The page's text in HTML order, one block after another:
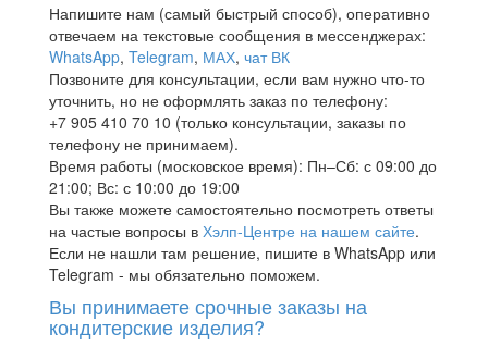
Напишите нам (самый быстрый способ), оперативно
отвечаем на текстовые сообщения в мессенджерах:
WhatsApp, Telegram, МАХ, чат ВК
Позвоните для консультации, если вам нужно что-то
уточнить, но не оформлять заказ по телефону:
+7 905 410 70 10 (только консультации, заказы по
телефону не принимаем).
Время работы (московское время): Пн–Сб: с 09:00 до
21:00; Вс: с 10:00 до 19:00
Вы также можете самостоятельно посмотреть ответы
на частые вопросы в Хэлп-Центре на нашем сайте.
Если не нашли там решение, пишите в WhatsApp или
Telegram - мы обязательно поможем.
Вы принимаете срочные заказы на
кондитерские изделия?